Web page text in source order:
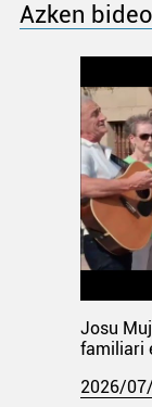
Azken
Josu
familiari
2026/